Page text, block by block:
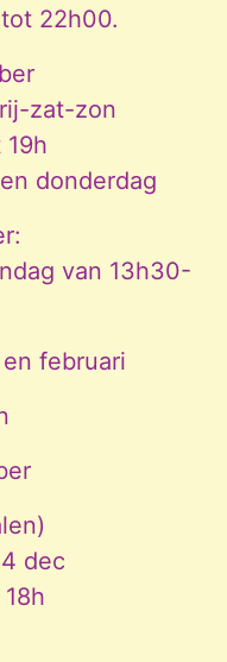
22h00.
zat-zon
donderdag
van 13h30-
februari
dec